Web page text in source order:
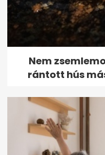
Nem
rántott hús